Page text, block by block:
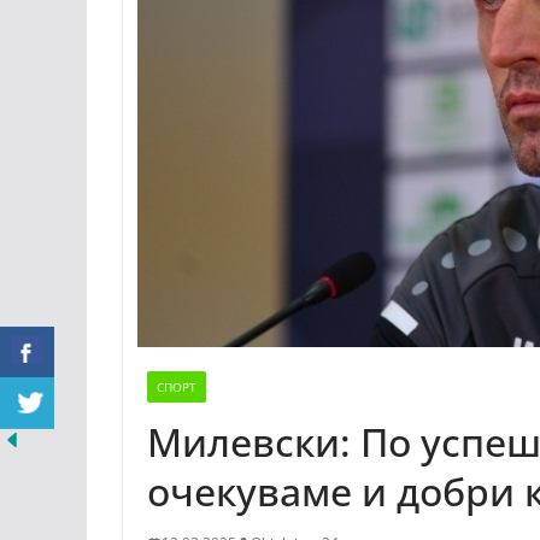
СПОРТ
Милевски: По
очекуваме и добри